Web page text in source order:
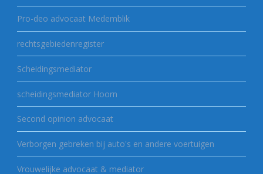
Pro-deo advocaat Medemblik
rechtsgebiedenregister
Scheidingsmediator
scheidingsmediator Hoorn
Second opinion advocaat
Verborgen gebreken bij auto's en andere voertuigen
Vrouwelijke advocaat & mediator